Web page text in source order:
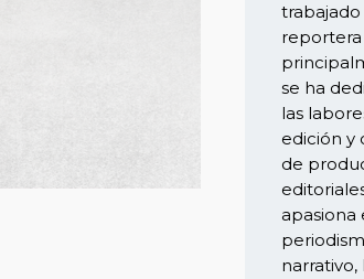
se ha
las
edición y
de
apasiona
narrativo,